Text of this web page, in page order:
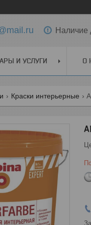
Наличие
И УСЛУГИ О
Краски интерьерные